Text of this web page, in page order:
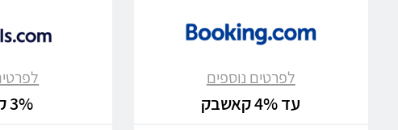
לפרטים נוספים
עד 4% קאשבק
3% קאשבק